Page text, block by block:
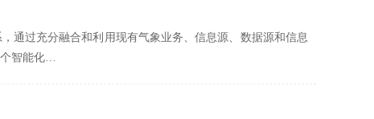
通过充分融合和利用现有气象业务、信息源、数据源和信息
个智能化…